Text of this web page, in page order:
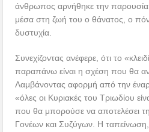
άνθρωπος αρνήθηκε την παρουσία
μέσα στη ζωή του ο θάνατος, ο
δυστυχία.
Συνεχίζοντας ανέφερε, ότι το
παραπάνω είναι η σχέση που θα
Λαμβάνοντας αφορμή από την
«όλες οι Κυριακές του Τριωδίου
που θα μπορούσε να αποτελέσει
Γονέων και Συζύγων. Η